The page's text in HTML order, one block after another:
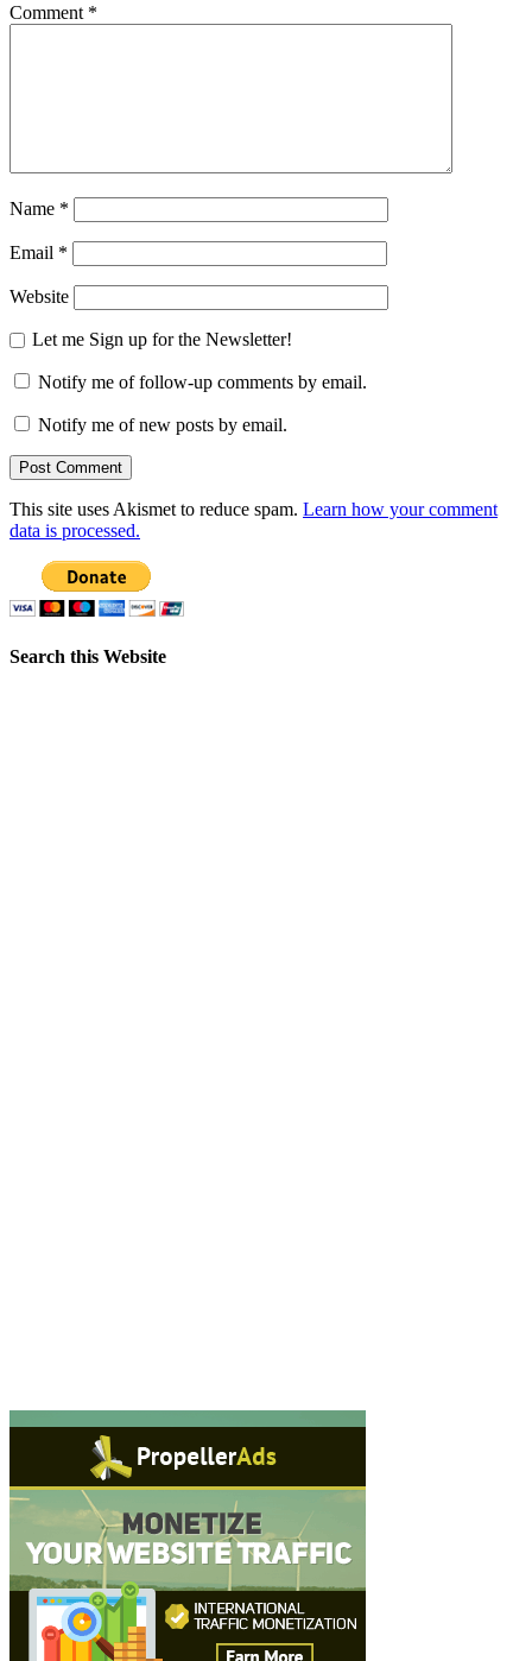
Comment *
Name *
Email *
Website
Let me Sign up for the Newsletter!
Notify me of follow-up comments by email.
Notify me of new posts by email.
This site uses Akismet to reduce spam. Learn how your comment
data is processed.
Search this Website